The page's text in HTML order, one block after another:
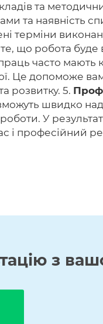
та
та наявність
терміни
що робота буде
часто мають
Це допоможе
розвитку. 5.
швидко
У
і професійний
з